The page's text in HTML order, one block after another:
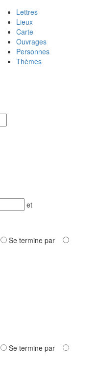
Lettres
Lieux
Carte
Ouvrages
Personnes
Thèmes
et
Se termine par
Se termine par